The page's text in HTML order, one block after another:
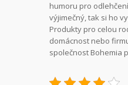
humoru pro
výjimečný, tak si ho
Produkty pro celou
domácnost nebo
společnost Bohemia